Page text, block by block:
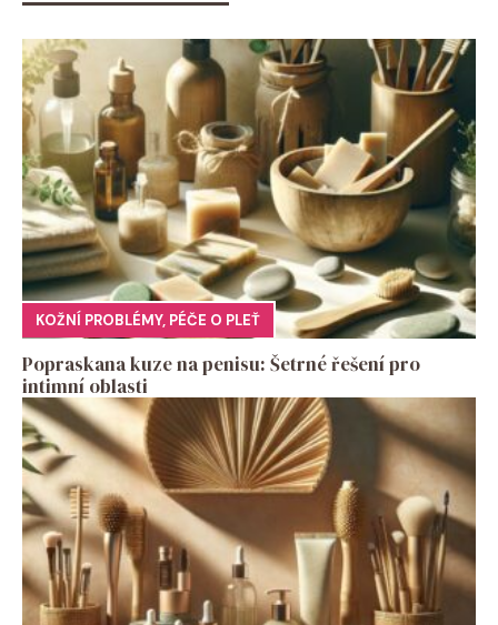
KOŽNÍ PROBLÉMY, PÉČE O PLEŤ
Popraskana kuze na penisu: Šetrné řešení pro
intimní oblasti